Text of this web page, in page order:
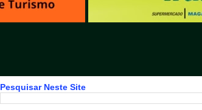
Pesquisar Neste Site